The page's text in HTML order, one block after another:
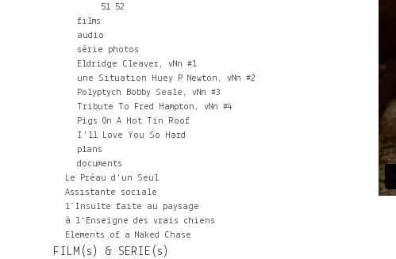
51 52
films
audio
série photos
Eldridge Cleaver, vNn #1
une Situation Huey P Newton, vNn #2
Polyptych Bobby Seale, vNn #3
Tribute To Fred Hampton, vNn #4
Pigs On A Hot Tin Roof
I'll Love You So Hard
plans
documents
Le Préau d'un Seul
Assistante sociale
l’Insulte faite au paysage
à l'Enseigne des vrais chiens
Elements of a Naked Chase
FILM(s) & SERIE(s)